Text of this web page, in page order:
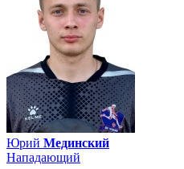
Юрий Мединский
Нападающий